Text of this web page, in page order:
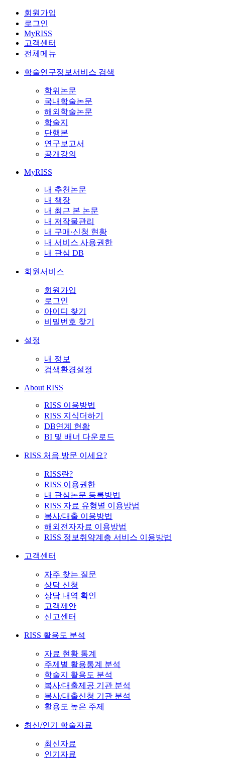
회원가입
로그인
MyRISS
고객센터
전체메뉴
학술연구정보서비스 검색
학위논문
국내학술논문
해외학술논문
학술지
단행본
연구보고서
공개강의
MyRISS
내 추천논문
내 책장
내 최근 본 논문
내 저작물관리
내 구매·신청 현황
내 서비스 사용권한
내 관심 DB
회원서비스
회원가입
로그인
아이디 찾기
비밀번호 찾기
설정
내 정보
검색환경설정
About RISS
RISS 이용방법
RISS 지식더하기
DB연계 현황
BI 및 배너 다운로드
RISS 처음 방문 이세요?
RISS란?
RISS 이용권한
내 관심논문 등록방법
RISS 자료 유형별 이용방법
복사/대출 이용방법
해외전자자료 이용방법
RISS 정보취약계층 서비스 이용방법
고객센터
자주 찾는 질문
상담 신청
상담 내역 확인
고객제안
신고센터
RISS 활용도 분석
자료 현황 통계
주제별 활용통계 분석
학술지 활용도 분석
복사/대출제공 기관 분석
복사/대출신청 기관 분석
활용도 높은 주제
최신/인기 학술자료
최신자료
인기자료